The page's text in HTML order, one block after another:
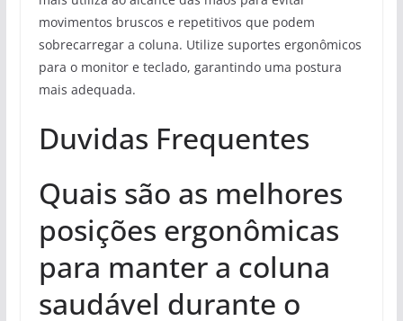
movimentos bruscos e repetitivos que podem
sobrecarregar a coluna. Utilize suportes ergonômicos
para o monitor e teclado, garantindo uma postura
mais adequada.
Duvidas Frequentes
Quais são as melhores
posições ergonômicas
para manter a coluna
saudável durante o